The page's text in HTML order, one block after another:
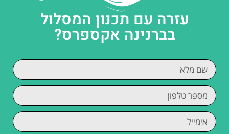
עזרה עם תכנון המסלול
בברנינה אקספרס?